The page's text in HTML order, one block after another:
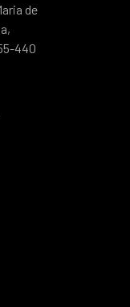
de
440